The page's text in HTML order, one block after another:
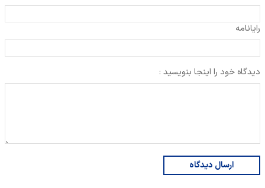
رایانامه
دیدگاه خود را اینجا بنویسید :
ارسال دیدگاه